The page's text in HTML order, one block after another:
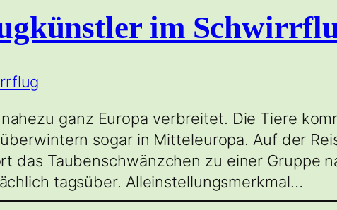
im
ganz Europa verbreitet. Die Tiere
sogar in Mitteleuropa. Auf der
das Taubenschwänzchen zu einer Gruppe
tagsüber. Alleinstellungsmerkmal…